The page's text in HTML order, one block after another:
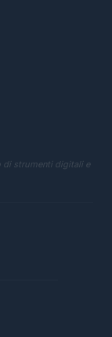
di strumenti digitali e